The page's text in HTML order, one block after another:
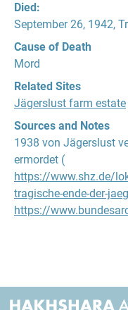
Died:
September 26, 1942,
Cause of Death
Mord
Related Sites
Jägerslust farm estate
Sources and Notes
1938 von Jägerslust
ermordet (
https://www.shz.de/
tragische-ende-der-
https://